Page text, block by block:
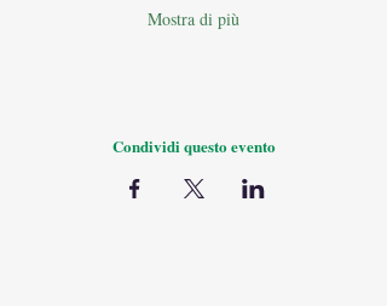
Mostra di più
Condividi questo evento